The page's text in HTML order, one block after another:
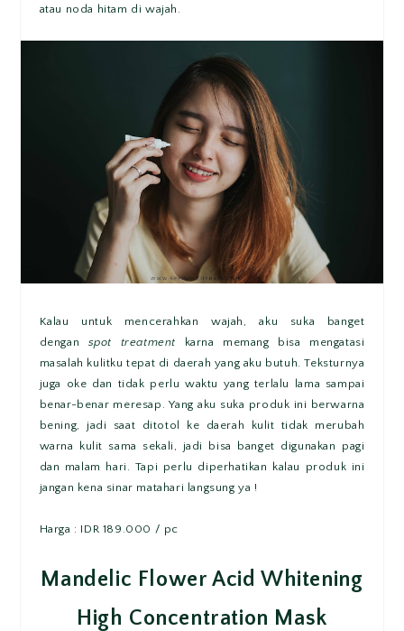
atau noda hitam di wajah.
Kalau untuk mencerahkan wajah, aku suka banget
dengan spot treatment
karna memang bisa mengatasi
masalah kulitku tepat di daerah yang aku butuh. Teksturnya
juga oke dan tidak perlu waktu yang terlalu lama sampai
benar-benar meresap. Yang aku suka produk ini berwarna
bening, jadi saat ditotol ke daerah kulit tidak merubah
warna kulit sama sekali, jadi bisa banget digunakan pagi
dan malam hari. Tapi perlu diperhatikan kalau produk ini
jangan kena sinar matahari langsung ya !
Harga : IDR 189.000 / pc
Mandelic Flower Acid Whitening
High Concentration Mask